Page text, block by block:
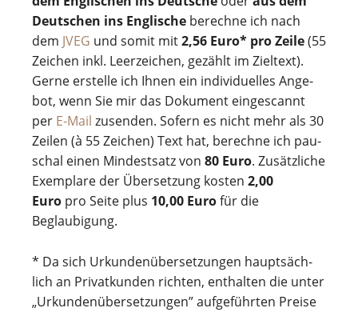
Deutschen ins Englische berechne ich nach
dem JVEG und somit mit2,56 Euro* pro Zeile(55
Zei­chen inkl. Leer­zei­chen, gezählt im Ziel­text).
Gerne erstelle ich Ihnen ein indi­vi­du­el­les Ange­
bot, wenn Sie mir das Doku­ment ein­ge­scannt
per E-Mail zusen­den. Sofern es nicht mehr als 30
Zei­len (à 55 Zei­chen) Text hat, berechne ich pau­
schal einen Min­dest­satz von 80 Euro. Zusätz­li­che
Exem­plare der Über­set­zung kos­ten 2,00
Euro pro Seite plus 10,00 Eurofür die
Beglaubigung.
* Da sich Urkun­den­über­set­zun­gen haupt­säch­
lich an Pri­vat­kun­den rich­ten, ent­hal­ten die unter
„Urkundenübersetzungen” auf­ge­führ­ten Preise